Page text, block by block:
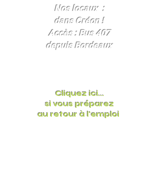
Nos locaux :
dans Créon !
Accès : Bus 407
depuis Bordeaux
Cliquez ici...
si vous préparez
au retour à l'emploi